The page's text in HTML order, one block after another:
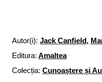
Autor(i): Jack Canfield,
Editura: Amaltea
Colecția: Cunoaștere și